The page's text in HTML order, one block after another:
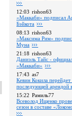
12:03 rishon63
«Маккаби» подписал
Бэйкота
08:13 rishon63
«Максима Рим»
Муна
21:18 rishon63
Даниэль Тайс -
«Маккаби»
17:43 as7
Кевин Кокила
последующей арендой
15:22 Рамиль77
Всеволод Ищенко
сезон в составе